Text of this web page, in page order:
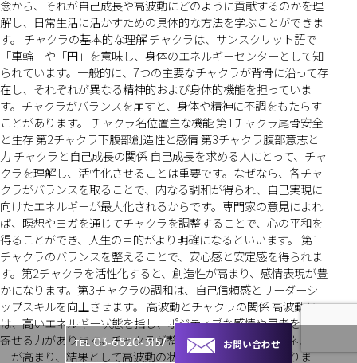
TEL03-6820-3157 お問い合わせ
念から、それが自己成長や高波動にどのように貢献するのかを理
解し、日常生活に活かすための具体的な方法を学ぶことができま
す。 チャクラの基本的な理解 チャクラは、サンスクリット語で
「車輪」や「円」を意味し、身体のエネルギーセンターとして知
られています。一般的に、7つの主要なチャクラが背骨に沿って存
在し、それぞれが異なる精神的および身体的機能を担っていま
す。チャクラがバランスを崩すと、身体や精神に不調をもたらす
ことがあります。 チャクラ名位置主な機能 第1チャクラ尾骨安全
と生存 第2チャクラ下腹部創造性と感情 第3チャクラ腹部意志と
力 チャクラと自己成長の関係 自己成長を求める人にとって、チャ
クラを理解し、活性化させることは重要です。なぜなら、各チャ
クラがバランスを取ることで、内なる調和が得られ、自己実現に
向けたエネルギーが最大化されるからです。専門家の意見によれ
ば、瞑想やヨガを通じてチャクラを調整することで、心の平和を
得ることができ、人生の目的がより明確になるといいます。 第1
チャクラのバランスを整えることで、安心感と安定感を得られま
す。第2チャクラを活性化すると、創造性が高まり、感情表現が豊
かになります。第3チャクラの調和は、自己信頼感とリーダーシ
ップスキルを向上させます。 高波動とチャクラの関係 高波動と
は、高いエネルギー状態を指し、ポジティブな感情や思考を引き
寄せる力があります。チャクラが整っていると、個々のエネルギ
ーが高まり、結果として高波動の状態が維持されやすくなりま